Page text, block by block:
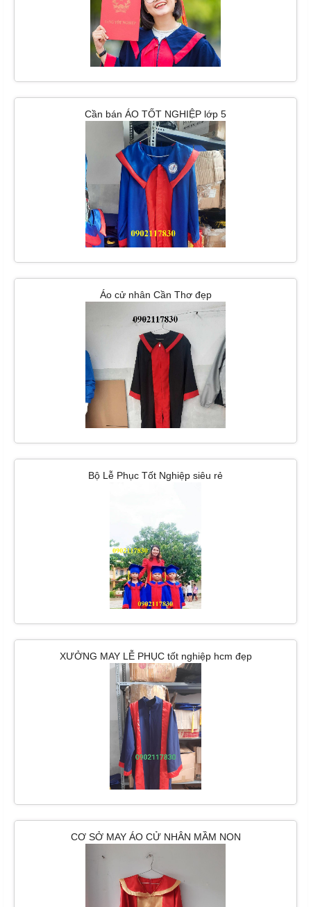
Cần bán ÁO TỐT NGHIỆP lớp 5
Áo cử nhân Cần Thơ đẹp
Bộ Lễ Phục Tốt Nghiệp siêu rẻ
XƯỞNG MAY LỄ PHỤC tốt nghiệp hcm đẹp
CƠ SỞ MAY ÁO CỬ NHÂN MẦM NON